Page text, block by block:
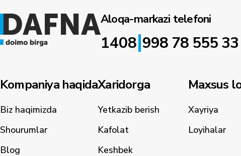
Aloqa-markazi telefoni
1408|998 78 555
Kompaniya haqida
Biz haqimizda
Shourumlar
Blog
Xaridorga
Yetkazib berish
Kafolat
Keshbek
Maxsus
Xayriya
Loyihalar